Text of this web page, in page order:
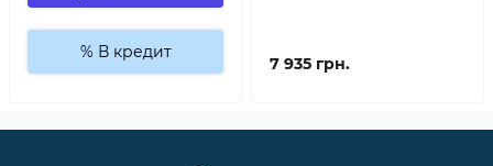
% В кредит
7 935 грн.